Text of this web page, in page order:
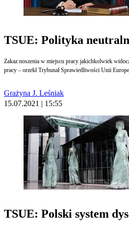
TSUE: Polityka
Zakaz noszenia w miejscu pracy jakichkolwiek
pracy – orzekł Trybunał Sprawiedliwości Unii
Grażyna J. Leśniak
15.07.2021 | 15:55
TSUE: Polski system